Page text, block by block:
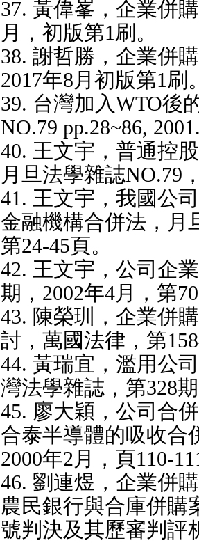
37. 黃偉峯，企業併
月，初版第1刷。
38. 謝哲勝，企業併
2017年8月初版第1刷
39. 台灣加入WTO後
NO.79 pp.28~86,
40. 王文宇，普通控
月旦法學雜誌NO.79
41. 王文宇，我國公
金融機構合併法，月
第24-45頁。
42. 王文宇，公司企
期，2002年4月，第
43. 陳榮玔，企業併
討，萬國法律，第
44. 黃瑞宜，濫用公
灣法學雜誌，第328
45. 廖大穎，公司合
合泰半導體的吸收合
2000年2月，頁110-
46. 劉連煜，企業併
農民銀行與合庫併購
號判決及其歷審判評